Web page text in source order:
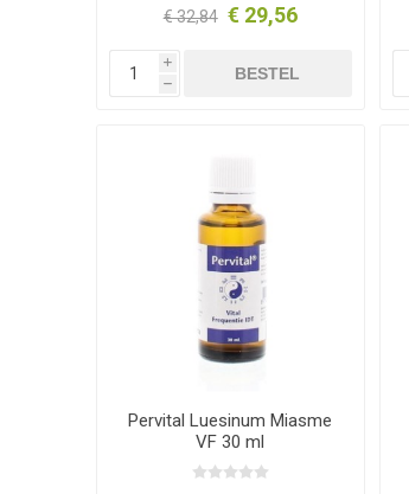
€ 32,84 € 29,56
i
h
BESTEL
Pervital Luesinum Miasme
VF 30 ml